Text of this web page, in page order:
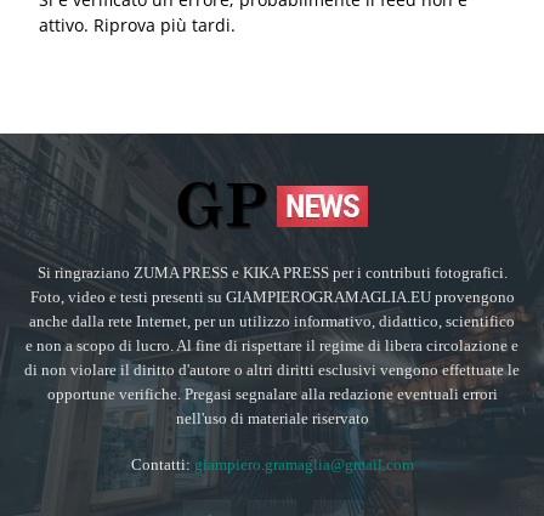
attivo. Riprova più tardi.
Si ringraziano ZUMA PRESS e KIKA PRESS per i contributi fotografici.
Foto, video e testi presenti su GIAMPIEROGRAMAGLIA.EU provengono
anche dalla rete Internet, per un utilizzo informativo, didattico, scientifico
e non a scopo di lucro. Al fine di rispettare il regime di libera circolazione e
di non violare il diritto d'autore o altri diritti esclusivi vengono effettuate le
opportune verifiche. Pregasi segnalare alla redazione eventuali errori
nell'uso di materiale riservato
Contatti: giampiero.gramaglia@gmail.com